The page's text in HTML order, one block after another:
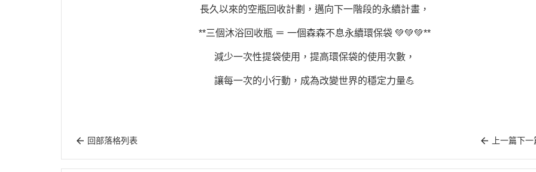
長久以來的空瓶回收計劃，邁向下一階段的永續計畫，
**三個沐浴回收瓶 ＝ 一個森森不息永續環保袋 💚💚💚**
減少一次性提袋使用，提高環保袋的使用次數，
讓每一次的小行動，成為改變世界的穩定力量💪
回部落格列表 上一篇下一